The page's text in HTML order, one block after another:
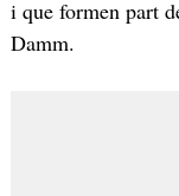
i que formen part
Damm.